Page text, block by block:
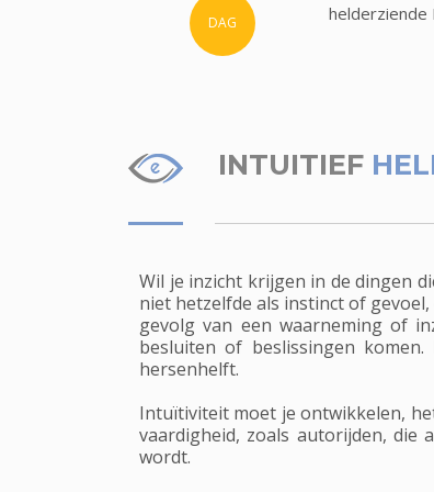
DAG helderziende
INTUITIEF
Wil je inzicht krijgen in de dingen
niet hetzelfde als instinct of
gevolg van een waarneming of
besluiten of beslissingen
hersenhelft.
Intuïtiviteit moet je ontwikkelen,
vaardigheid, zoals autorijden, die
wordt.